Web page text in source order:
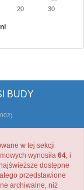
20 30
BUDY
w tej sekcji
wynosiła 64, i
dostępne
przedstawione
archiwalne, niż